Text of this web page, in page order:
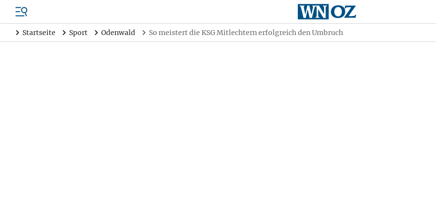
Startseite Sport Odenwald So meistert die KSG Mitlechtern erfolgreich den Umbruch